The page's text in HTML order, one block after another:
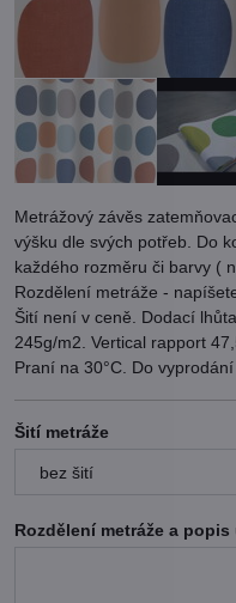
Metrážový závěs
výšku dle svých potřeb. Do
každého rozměru či barvy (
Rozdělení metráže -
Šití není v ceně. Dodací
245g/m2. Vertical rapport
Praní na 30°C. Do vyprodání
Šití metráže
Rozdělení metráže a popis